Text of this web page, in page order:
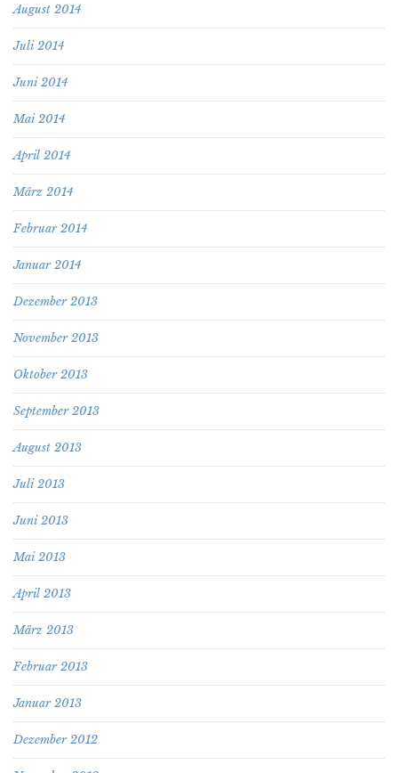
August 2014
Juli 2014
Juni 2014
Mai 2014
April 2014
März 2014
Februar 2014
Januar 2014
Dezember 2013
November 2013
Oktober 2013
September 2013
August 2013
Juli 2013
Juni 2013
Mai 2013
April 2013
März 2013
Februar 2013
Januar 2013
Dezember 2012